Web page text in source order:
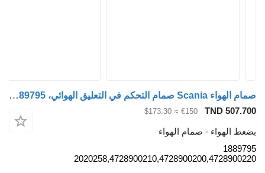
صمام الهواء Scania صمام التحكم في التعليق الهوائي، Ecas 1889795 لـ السيارات القاطرة Scania G440
TND
€150
≈ $173.30
الهواء - صمام الهواء